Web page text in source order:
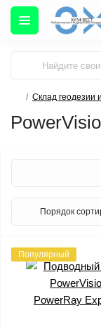
Склад геодезии
Популярный